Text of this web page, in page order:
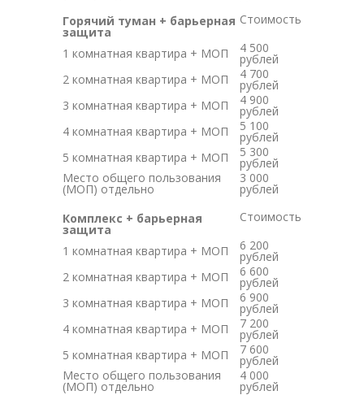
Горячий туман + барьерная
защита
Стоимость
1 комнатная квартира + МОП 4 500
рублей
2 комнатная квартира + МОП
4 700
рублей
3 комнатная квартира + МОП
4 900
рублей
4 комнатная квартира + МОП
5 100
рублей
5 комнатная квартира + МОП
5 300
рублей
Место общего пользования
(МОП) отдельно
3 000
рублей
Комплекс + барьерная
защита
Стоимость
1 комнатная квартира + МОП 6 200
рублей
2 комнатная квартира + МОП
6 600
рублей
3 комнатная квартира + МОП
6 900
рублей
4 комнатная квартира + МОП
7 200
рублей
5 комнатная квартира + МОП
7 600
рублей
Место общего пользования
(МОП) отдельно
4 000
рублей